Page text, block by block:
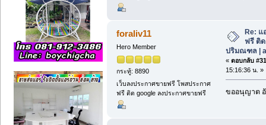
foraliv11
Hero Member
กระทู้: 8890
เว็บลงประกาศขายฟรี โพสประกาศ
ฟรี ติด google ลงประกาศขายฟรี
Re:
ฟรี ติ
ปริมณฑล |
« ตอบกลับ
15:16:36 น. »
ขออนุญาต